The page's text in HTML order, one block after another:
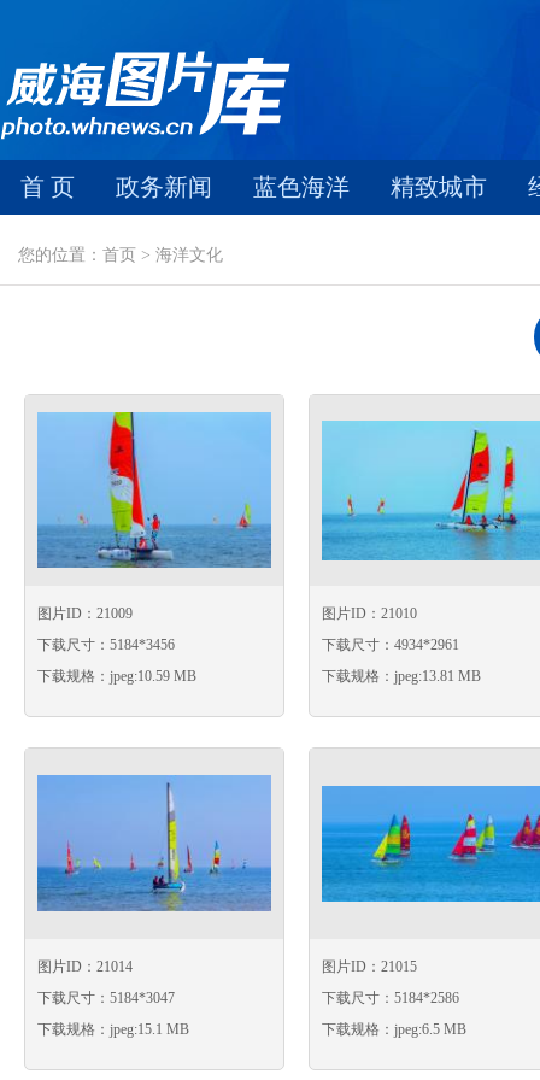
首 页 政务新闻 蓝色海洋 精致城市
您的位置：首页 > 海洋文化
图片ID：21009
下载尺寸：5184*3456
下载规格：jpeg:10.59 MB
图片ID：21010
下载尺寸：4934*2961
下载规格：jpeg:13.81 MB
图片ID：21014
下载尺寸：5184*3047
下载规格：jpeg:15.1 MB
图片ID：21015
下载尺寸：5184*2586
下载规格：jpeg:6.5 MB